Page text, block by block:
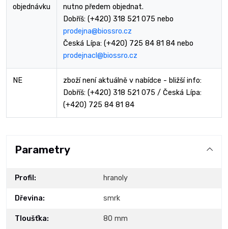
objednávku
nutno předem objednat.
Dobříš: (+420) 318 521 075 nebo
prodejna@biossro.cz
Česká Lípa: (+420) 725 84 81 84 nebo
prodejnacl@biossro.cz
NE
zboží není aktuálně v nabídce - bližší info:
Dobříš: (+420) 318 521 075 / Česká Lípa:
(+420) 725 84 81 84
Parametry
Profil: hranoly
Dřevina: smrk
Tloušťka: 80 mm